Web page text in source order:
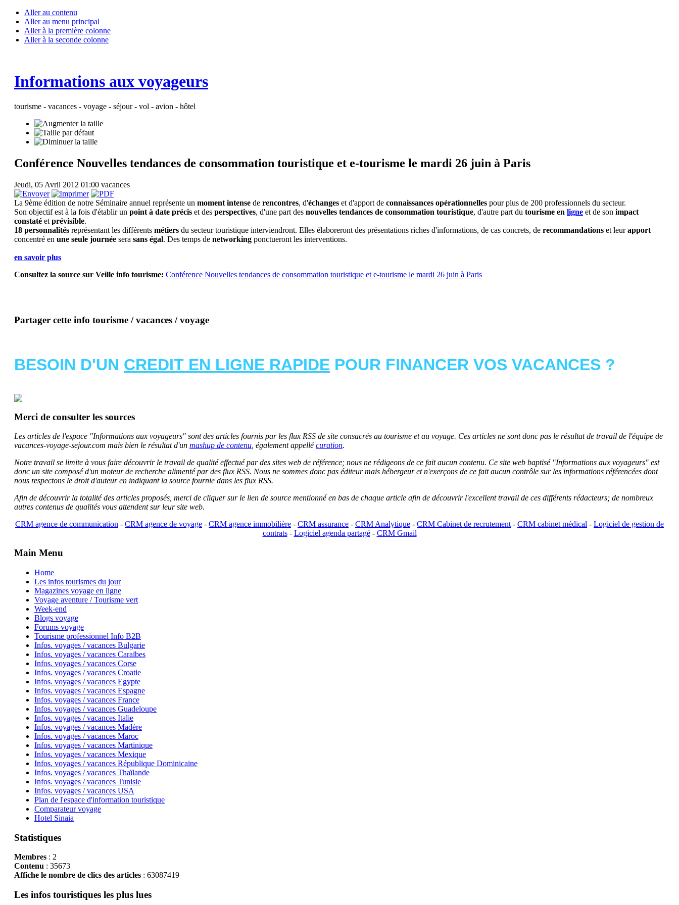
Aller au contenu
Aller au menu principal
Aller à la première colonne
Aller à la seconde colonne
Informations aux voyageurs
tourisme - vacances - voyage - séjour - vol - avion - hôtel
Conférence Nouvelles tendances de consommation touristique et e-tourisme le mardi 26 juin à Paris
Jeudi, 05 Avril 2012 01:00 vacances
La 9ème édition de notre Séminaire annuel représente un moment intensede rencontres, d'échangeset d'apport de connaissances opérationnellespour plus de 200 professionnels du secteur.
Son objectif est à la fois d'établir un point à date précis et desperspectives, d'une part des nouvelles tendances de consommation touristique, d'autre part du tourisme en ligneet de son impact
constatéet prévisible.
18 personnalitésreprésentant les différents métiersdu secteur touristique interviendront. Elles élaboreront des présentations riches d'informations, de cas concrets, de recommandationset leurapport
concentré en une seule journéesera sans égal. Des temps de networkingponctueront les interventions.
en savoir plus
Consultez la source sur Veille info tourisme: Conférence Nouvelles tendances de consommation touristique et e-tourisme le mardi 26 juin à Paris
Partager cette info tourisme / vacances / voyage
BESOIN D'UN CREDIT EN LIGNE RAPIDE POUR FINANCER VOS VACANCES ?
Merci de consulter les sources
Les articles de l'espace "Informations aux voyageurs" sont des articles fournis par les flux RSS de site consacrés au tourisme et au voyage. Ces articles ne sont donc pas le résultat de travail de l'équipe de
vacances-voyage-sejour.com mais bien le résultat d'un mashup de contenu, également appellécuration.
Notre travail se limite à vous faire découvrir le travail de qualité effectué par des sites web de référence; nous ne rédigeons de ce fait aucun contenu. Ce site web baptisé "Informations aux voyageurs" est
donc un site composé d'un moteur de recherche alimenté par des flux RSS. Nous ne sommes donc pas éditeur mais hébergeur et n'exerçons de ce fait aucun contrôle sur les informations référencées dont
nous respectons le droit d'auteur en indiquant la source fournie dans les flux RSS.
Afin de découvrir la totalité des articles proposés, merci de cliquer sur le lien de source mentionné en bas de chaque article afin de découvrir l'excellent travail de ces différents rédacteurs; de nombreux
autres contenus de qualités vous attendent sur leur site web.
CRM agence de communication - CRM agence de voyage - CRM agence immobilière - CRM assurance - CRM Analytique - CRM Cabinet de recrutement- CRM cabinet médical - Logiciel de gestion de
contrats- Logiciel agenda partagé- CRM Gmail
Main Menu
Home
Les infos tourismes du jour
Magazines voyage en ligne
Voyage aventure / Tourisme vert
Week-end
Blogs voyage
Forums voyage
Tourisme professionnel Info B2B
Infos. voyages / vacances Bulgarie
Infos. voyages / vacances Caraïbes
Infos. voyages / vacances Corse
Infos. voyages / vacances Croatie
Infos. voyages / vacances Egypte
Infos. voyages / vacances Espagne
Infos. voyages / vacances France
Infos. voyages / vacances Guadeloupe
Infos. voyages / vacances Italie
Infos. voyages / vacances Madère
Infos. voyages / vacances Maroc
Infos. voyages / vacances Martinique
Infos. voyages / vacances Mexique
Infos. voyages / vacances République Dominicaine
Infos. voyages / vacances Thaïlande
Infos. voyages / vacances Tunisie
Infos. voyages / vacances USA
Plan de l'espace d'information touristique
Comparateur voyage
Hotel Sinaia
Statistiques
Membres: 2
Contenu : 35673
Affiche le nombre de clics des articles: 63087419
Les infos touristiques les plus lues